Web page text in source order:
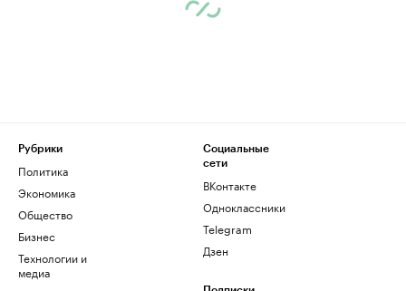
Рубрики
Политика
Экономика
Общество
Бизнес
Технологии и
медиа
Социальные
сети
ВКонтакте
Одноклассники
Telegram
Дзен